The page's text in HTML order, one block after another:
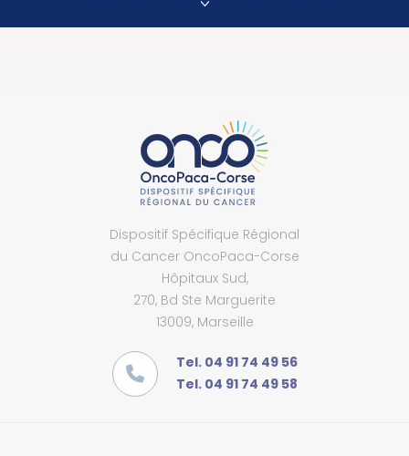
Dispositif Spécifique Régional
du Cancer OncoPaca-Corse
Hôpitaux Sud,
270, Bd Ste Marguerite
13009, Marseille
Tel. 04 91 74 49 56
Tel. 04 91 74 49 58